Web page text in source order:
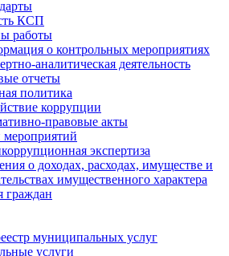
КСП
работы
о контрольных мероприятиях
аналитическая деятельность
отчеты
политика
коррупции
правовые акты
экспертиза
о доходах, расходах, имуществе и
имущественного характера
граждан
муниципальных услуг
услуги